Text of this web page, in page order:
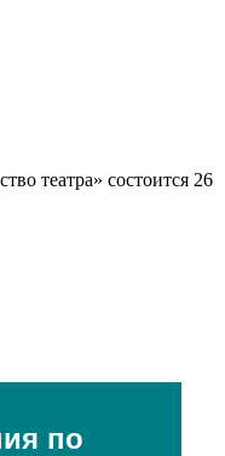
театра» состоится 26
по